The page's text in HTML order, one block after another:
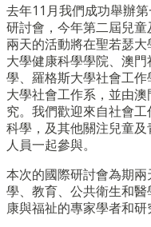
去年11月我們成功舉辦
研討會，今年第二屆兒
兩天的活動將在聖若瑟
大學健康科學學院、澳
學、羅格斯大學社會工
大學社會工作系，並由
究。我們歡迎來自社會
科學，及其他關注兒童
人員一起參與。
本次的國際研討會為期
學、教育、公共衛生和
康與福祉的專家學者和